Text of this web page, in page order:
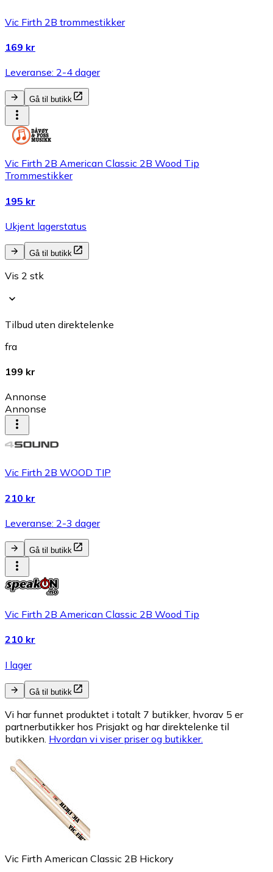
Vic Firth 2B trommestikker
169 kr
Leveranse: 2-4 dager
Gå til butikk
Vic Firth 2B American Classic 2B Wood Tip
Trommestikker
195 kr
Ukjent lagerstatus
Gå til butikk
Vis 2 stk
Tilbud uten direktelenke
fra
199 kr
Annonse
Annonse
Vic Firth 2B WOOD TIP
210 kr
Leveranse: 2-3 dager
Gå til butikk
Vic Firth 2B American Classic 2B Wood Tip
210 kr
I lager
Gå til butikk
Vi har funnet produktet i totalt 7 butikker, hvorav 5 er
partnerbutikker hos Prisjakt og har direktelenke til
butikken. Hvordan vi viser priser og butikker.
Vic Firth American Classic 2B Hickory